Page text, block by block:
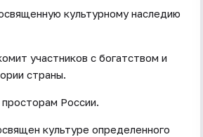
культурному наследию
участников с богатством и
страны.
России.
культуре определенного